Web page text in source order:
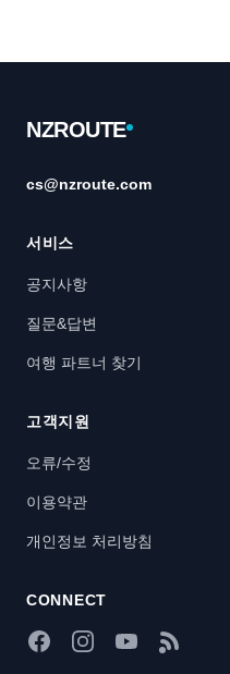
NZROUTE
cs@nzroute.com
서비스
공지사항
질문&답변
여행 파트너 찾기
고객지원
오류/수정
이용약관
개인정보 처리방침
CONNECT
FacebookInstagramYouTubeRSS Feed